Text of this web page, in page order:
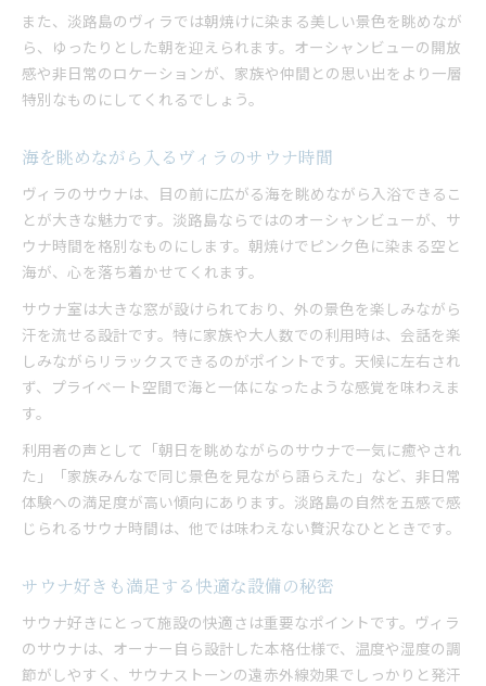
また、淡路島のヴィラでは朝焼けに染まる美しい景色を眺めなが
ら、ゆったりとした朝を迎えられます。オーシャンビューの開放
感や非日常のロケーションが、家族や仲間との思い出をより一層
特別なものにしてくれるでしょう。
海を眺めながら入るヴィラのサウナ時間
ヴィラのサウナは、目の前に広がる海を眺めながら入浴できるこ
とが大きな魅力です。淡路島ならではのオーシャンビューが、サ
ウナ時間を格別なものにします。朝焼けでピンク色に染まる空と
海が、心を落ち着かせてくれます。
サウナ室は大きな窓が設けられており、外の景色を楽しみながら
汗を流せる設計です。特に家族や大人数での利用時は、会話を楽
しみながらリラックスできるのがポイントです。天候に左右され
ず、プライベート空間で海と一体になったような感覚を味わえま
す。
利用者の声として「朝日を眺めながらのサウナで一気に癒やされ
た」「家族みんなで同じ景色を見ながら語らえた」など、非日常
体験への満足度が高い傾向にあります。淡路島の自然を五感で感
じられるサウナ時間は、他では味わえない贅沢なひとときです。
サウナ好きも満足する快適な設備の秘密
サウナ好きにとって施設の快適さは重要なポイントです。ヴィラ
のサウナは、オーナー自ら設計した本格仕様で、温度や湿度の調
節がしやすく、サウナストーンの遠赤外線効果でしっかりと発汗